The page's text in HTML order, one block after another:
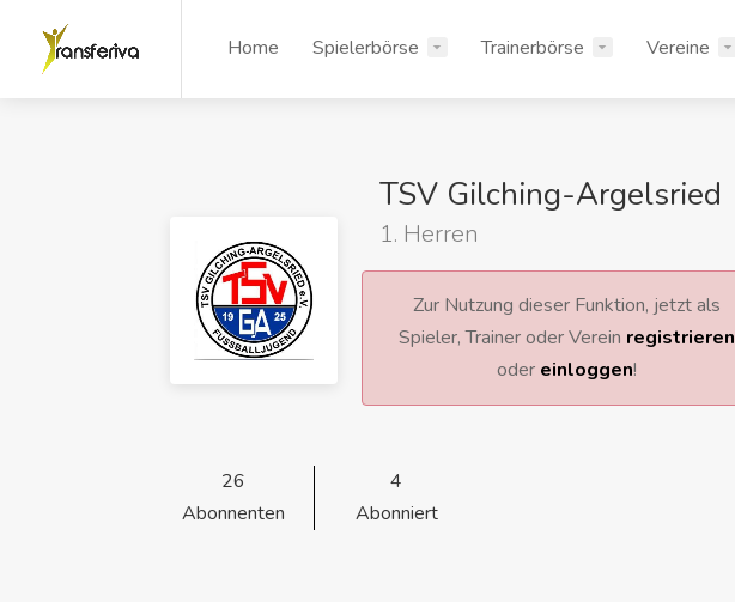
Home Spielerbörse Trainerbörse Vereine
TSV Gilching-Argelsried
1. Herren
Zur Nutzung dieser Funktion, jetzt als
Spieler, Trainer oder Verein registrieren
oder einloggen!
26
Abonnenten
4
Abonniert